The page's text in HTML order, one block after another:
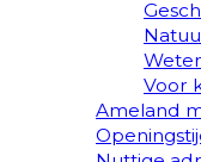
Voor
Ameland